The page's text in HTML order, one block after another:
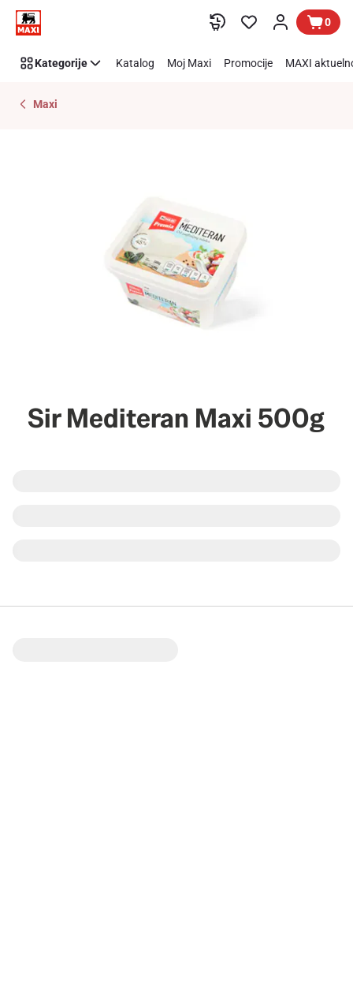
Preskoči link 0
Kategorije Katalog Moj Maxi Promocije MAXI
Maxi
Sir Mediteran Maxi 500g